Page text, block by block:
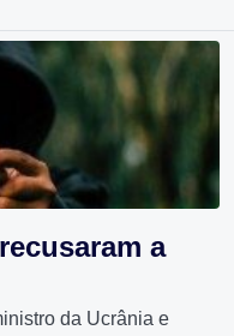
a
da Ucrânia e